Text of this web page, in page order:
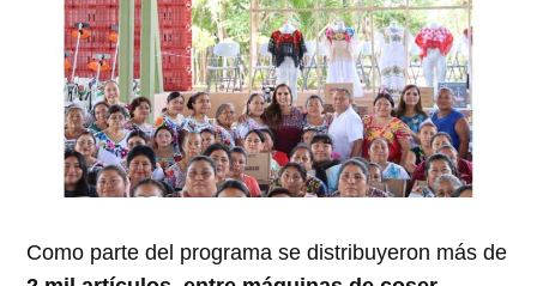
Como parte del programa se distribuyeron más de